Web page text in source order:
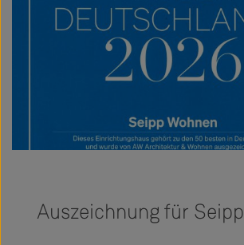
Auszeichnung für